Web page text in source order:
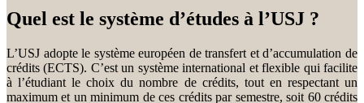
Quel est le système d’études à l’USJ ?
L’USJ adopte le système européen de transfert et d’accumulation de
crédits (ECTS). C’est un système international et flexible qui facilite
à l’étudiant le choix du nombre de crédits, tout en respectant un
maximum et un minimum de ces crédits par semestre, soit 60 crédits